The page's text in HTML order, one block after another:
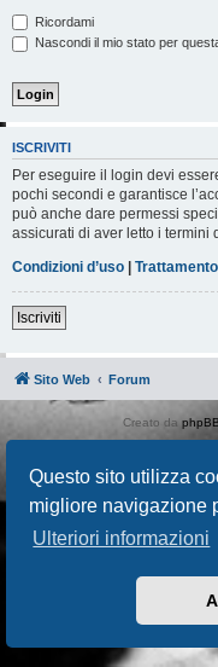
Questo sito utilizza
migliore navigazione
Ulteriori informazioni
Ricordami
Nascondi il mio stato per
ISCRIVITI
Per eseguire il login devi
pochi secondi e garantisce
può anche dare permessi
assicurati di aver letto i termini
Condizioni d’uso
Iscriviti
Sito Web Forum
Creato da phpBB